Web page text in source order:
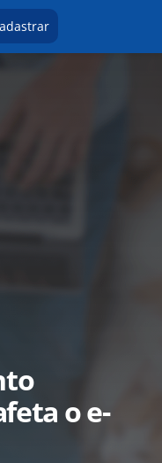
o e-